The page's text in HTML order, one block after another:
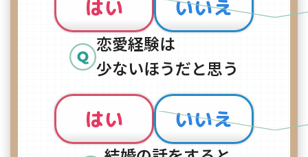
はい いいえ
恋愛経験は
少ないほうだと思う
はい いいえ